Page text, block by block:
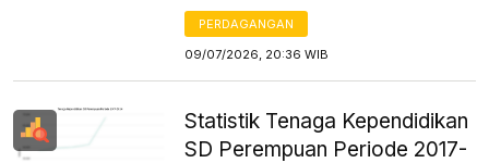
PERDAGANGAN
09/07/2026, 20:36 WIB
Statistik Tenaga Kependidikan
SD Perempuan Periode 2017-